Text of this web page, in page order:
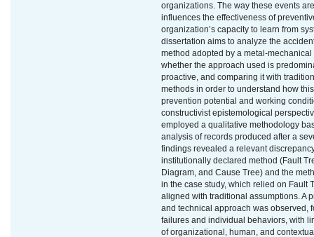
organizations. The way these events
influences the effectiveness of
organization’s capacity to learn from
dissertation aims to analyze the
method adopted by a metal-
whether the approach used is
proactive, and comparing it with
methods in order to understand how
prevention potential and working
constructivist epistemological
employed a qualitative methodology
analysis of records produced after a
findings revealed a relevant
institutionally declared method (Fault
Diagram, and Cause Tree) and the
in the case study, which relied on Fault
aligned with traditional assumptions. A
and technical approach was observed,
failures and individual behaviors, with
of organizational, human, and